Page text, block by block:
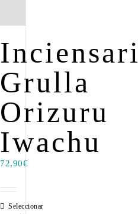
Grulla
Orizuru
Iwachu
72,90€
Seleccionar